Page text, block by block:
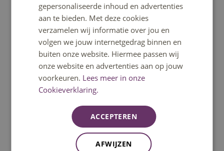
kunnen spelen op de behoeften van onze groep.
Daarnaast was het erg fijn om met een groep mensen uit
andere werkvelden te spreken, die dezelfde en ook
andere dilemma's hadden, om zo ervaringen en ideeën
uit te wisselen.
Mijn portfolio was een product van ervaringen binnen
het werken in mijn gezinnen, en mijn reflecties daarop .
Best veel werk, maar als je hier op tijd mee begint en
tijdens de lesdagen in je achterhoofd houdt wat je kunt
gebruiken, is dit goed te doen. Het resultaat is een mooi
product, dat ik zelfs kon gebruiken voor mijn EVC traject.
gepersonaliseerde inhoud en advertenties
aan te bieden. Met deze cookies
verzamelen wij informatie over jou en
volgen we jouw internetgedrag binnen en
buiten onze website. Hiermee passen wij
onze website en advertenties aan op jouw
voorkeuren. Lees meer in onze
Cookieverklaring.
ACCEPTEREN
AFWIJZEN